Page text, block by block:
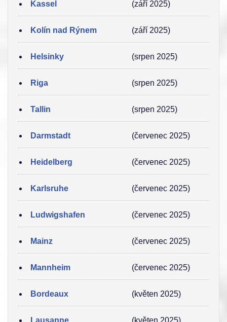
Kassel (září 2025)
Kolín nad Rýnem (září 2025)
Helsinky (srpen 2025)
Riga (srpen 2025)
Tallin (srpen 2025)
Darmstadt (červenec 2025)
Heidelberg (červenec 2025)
Karlsruhe (červenec 2025)
Ludwigshafen (červenec 2025)
Mainz (červenec 2025)
Mannheim (červenec 2025)
Bordeaux (květen 2025)
Lausanne (květen 2025)